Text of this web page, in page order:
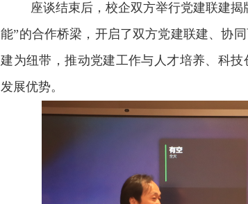
座谈结束后，校企双方举行党建联建
能”的合作桥梁，开启了双方党建联建、协
建为纽带，推动党建工作与人才培养、科
发展优势。